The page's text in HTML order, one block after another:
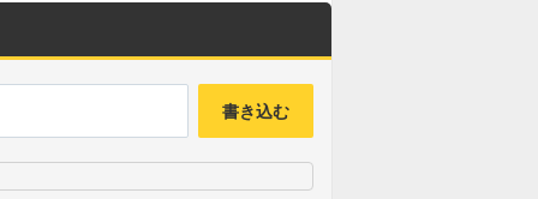
書き込む